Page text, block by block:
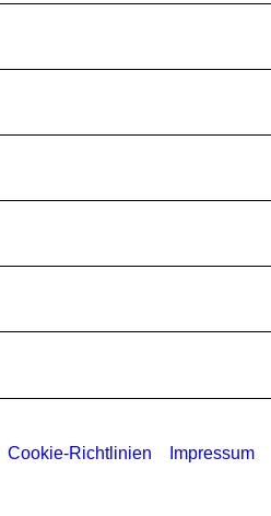
Cookie-Richtlinien Impressum